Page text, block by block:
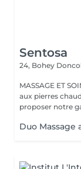
Sentosa
24, Bohey
MASSAGE ET SOIN Massage relaxant, énergisant,
aux pierres
proposer notre
Duo Massage